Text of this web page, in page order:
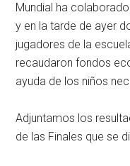
Mundial ha
y en la tarde de ayer
jugadores de la
recaudaron fondos
ayuda de los niños
Adjuntamos los
de las Finales que se